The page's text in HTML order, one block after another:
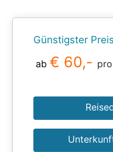
Günstigster
ab € 60,-